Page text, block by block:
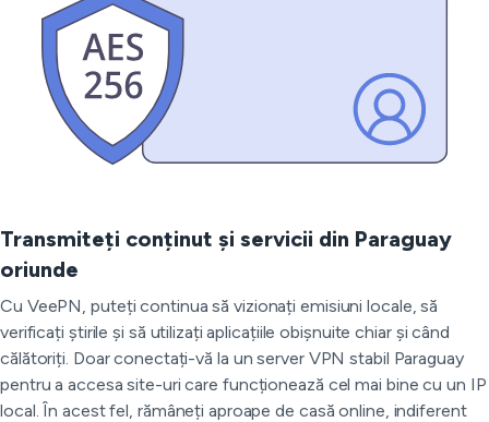
Transmiteți conținut și servicii din Paraguay
oriunde
Cu VeePN, puteți continua să vizionați emisiuni locale, să
verificați știrile și să utilizați aplicațiile obișnuite chiar și când
călătoriți. Doar conectați-vă la un server VPN stabil Paraguay
pentru a accesa site-uri care funcționează cel mai bine cu un IP
local. În acest fel, rămâneți aproape de casă online, indiferent